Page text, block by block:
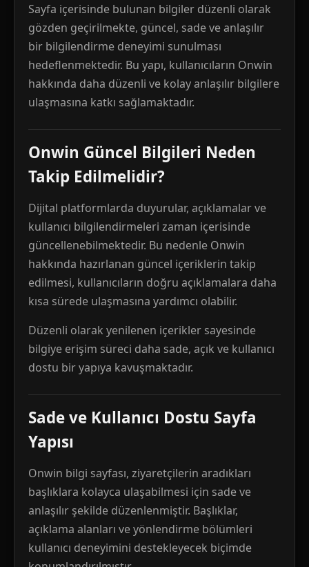
Sayfa içerisinde bulunan bilgiler düzenli olarak
gözden geçirilmekte, güncel, sade ve anlaşılır
bir bilgilendirme deneyimi sunulması
hedeflenmektedir. Bu yapı, kullanıcıların Onwin
hakkında daha düzenli ve kolay anlaşılır bilgilere
ulaşmasına katkı sağlamaktadır.
Onwin Güncel Bilgileri Neden
Takip Edilmelidir?
Dijital platformlarda duyurular, açıklamalar ve
kullanıcı bilgilendirmeleri zaman içerisinde
güncellenebilmektedir. Bu nedenle Onwin
hakkında hazırlanan güncel içeriklerin takip
edilmesi, kullanıcıların doğru açıklamalara daha
kısa sürede ulaşmasına yardımcı olabilir.
Düzenli olarak yenilenen içerikler sayesinde
bilgiye erişim süreci daha sade, açık ve kullanıcı
dostu bir yapıya kavuşmaktadır.
Sade ve Kullanıcı Dostu Sayfa
Yapısı
Onwin bilgi sayfası, ziyaretçilerin aradıkları
başlıklara kolayca ulaşabilmesi için sade ve
anlaşılır şekilde düzenlenmiştir. Başlıklar,
açıklama alanları ve yönlendirme bölümleri
kullanıcı deneyimini destekleyecek biçimde